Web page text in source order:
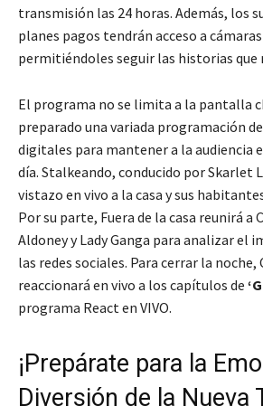
transmisión las 24 horas. Además, los
planes pagos tendrán acceso a
permitiéndoles seguir las historias que
El programa no se limita a la pantalla
preparado una variada programación
digitales para mantener a la audiencia
día. Stalkeando, conducido por Skarlet
vistazo en vivo a la casa y sus
Por su parte, Fuera de la casa reunirá a
Aldoney y Lady Ganga para analizar el
las redes sociales. Para cerrar la noche,
reaccionará en vivo a los capítulos de
programa React en VIVO.
¡Prepárate para la
Diversión de la Nueva